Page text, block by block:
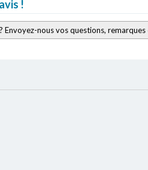
!
Envoyez-nous vos questions,